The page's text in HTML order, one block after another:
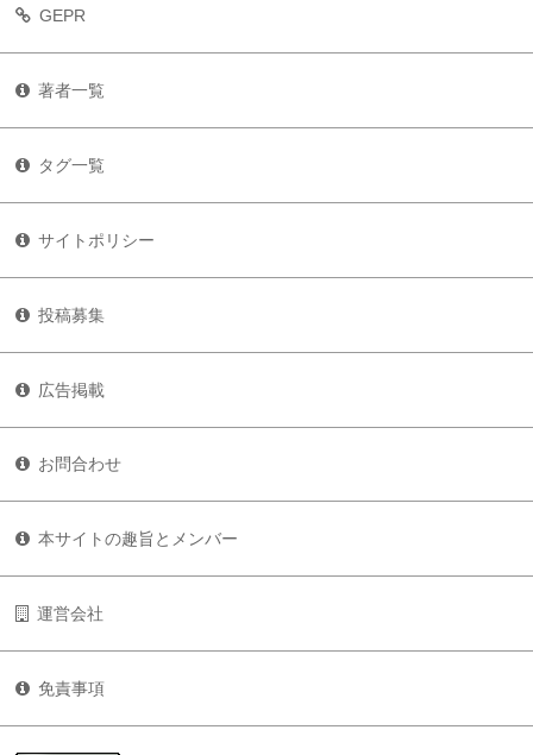
GEPR
著者一覧
タグ一覧
サイトポリシー
投稿募集
広告掲載
お問合わせ
本サイトの趣旨とメンバー
運営会社
免責事項